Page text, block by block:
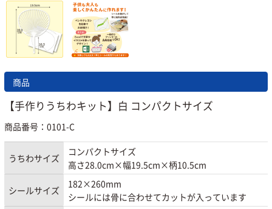
商品
【手作りうちわキット】白 コンパクトサイズ
商品番号：0101-C
うちわサイズ
コンパクトサイズ
高さ28.0cm×幅19.5cm×柄10.5cm
シールサイズ
182×260mm
シールには骨に合わせてカットが入っています